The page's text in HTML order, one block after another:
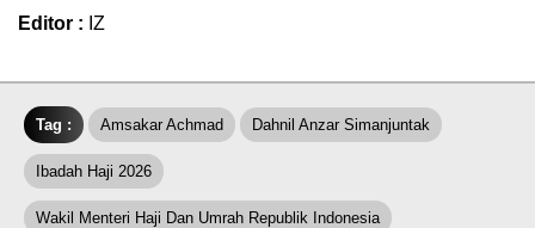
Editor : IZ
Tag : Amsakar Achmad Dahnil Anzar Simanjuntak
Ibadah Haji 2026
Wakil Menteri Haji Dan Umrah Republik Indonesia